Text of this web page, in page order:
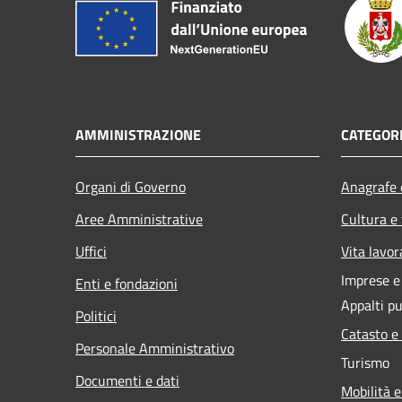
AMMINISTRAZIONE
Organi di Governo
Aree Amministrative
Uffici
Enti e fondazioni
Politici
Personale Amministrativo
Documenti e dati
Cultura
Vita
Imprese
Appalti
Catasto
Turismo
Mobilità